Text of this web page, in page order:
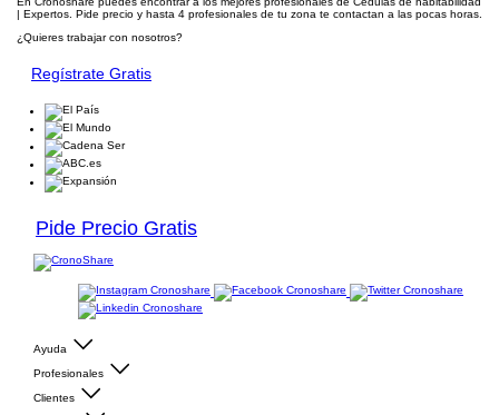
| Expertos. Pide precio y hasta 4 profesionales de tu zona te contactan a las pocas horas.
¿Quieres trabajar con nosotros?
Regístrate Gratis
Pide Precio Gratis
Ayuda
Profesionales
Clientes